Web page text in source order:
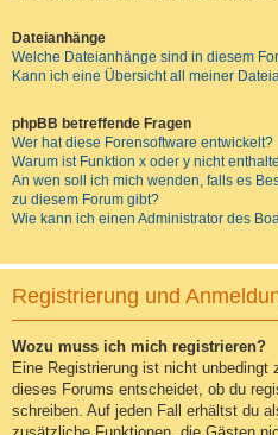
Dateianhänge
Welche Dateianhänge sind in diesem
Kann ich eine Übersicht all meiner
phpBB betreffende Fragen
Wer hat diese Forensoftware entwickelt?
Warum ist Funktion x oder y nicht
An wen soll ich mich wenden, falls es
zu diesem Forum gibt?
Wie kann ich einen Administrator des
Registrierung und
Wozu muss ich mich registrieren?
Eine Registrierung ist nicht unbedingt
dieses Forums entscheidet, ob du
schreiben. Auf jeden Fall erhältst du